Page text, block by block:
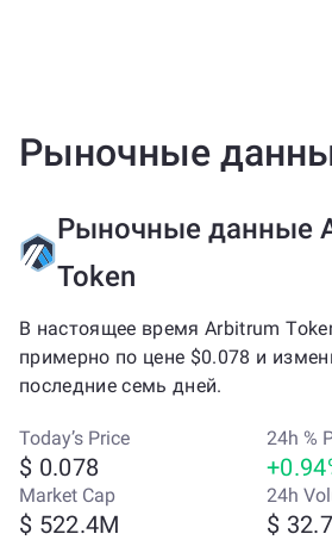
Рыночные
Рыночные данные
Token
В настоящее время Arbitrum
примерно по цене $0.078 и
последние семь дней.
Today’s Price
$ 0.078
24h %
Market Cap
$ 522.4M
24h
$